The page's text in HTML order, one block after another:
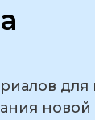
новой